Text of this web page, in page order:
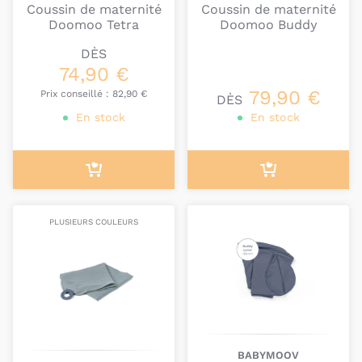
de grossesse" ou "coussins de maternité".
Coussin de maternité
Doomoo Tetra
DÈS
74,90 €
Prix conseillé : 82,90 €
En stock
Coussin de maternité
Doomoo Buddy
DÈS 79,90 €
En stock
PLUSIEURS COULEURS
BABYMOOV